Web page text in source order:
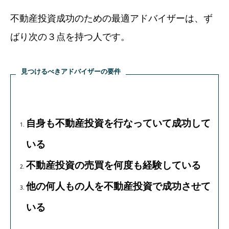
不動産投資成功のための最適アドバイザーは、ず
ばり次の３点を持つ人です。
見つけるべきアドバイザーの要件
自身も不動産投資を行なっていて成功して
いる
不動産投資の売買を何度も経験している
他の何人もの人を不動産投資で成功させて
いる